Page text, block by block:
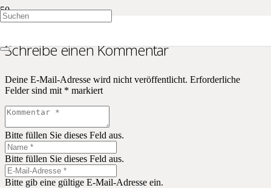
Schreibe einen Kommentar
Deine E-Mail-Adresse wird nicht veröffentlicht. Erforderliche
Felder sind mit * markiert
Bitte füllen Sie dieses Feld aus.
Bitte füllen Sie dieses Feld aus.
Bitte gib eine gültige E-Mail-Adresse ein.